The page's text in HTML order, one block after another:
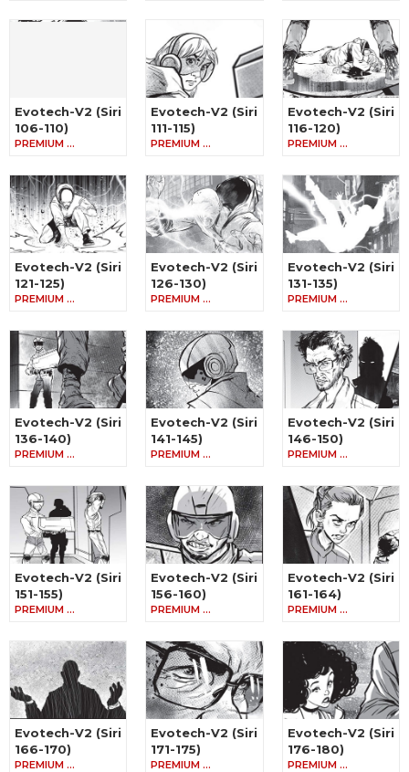
Evotech-V2 (Siri
106-110)
PREMIUM …
Evotech-V2 (Siri
111-115)
PREMIUM …
Evotech-V2 (Siri
116-120)
PREMIUM …
Evotech-V2 (Siri
121-125)
PREMIUM …
Evotech-V2 (Siri
126-130)
PREMIUM …
Evotech-V2 (Siri
131-135)
PREMIUM …
Evotech-V2 (Siri
136-140)
PREMIUM …
Evotech-V2 (Siri
141-145)
PREMIUM …
Evotech-V2 (Siri
146-150)
PREMIUM …
Evotech-V2 (Siri
151-155)
PREMIUM …
Evotech-V2 (Siri
156-160)
PREMIUM …
Evotech-V2 (Siri
161-164)
PREMIUM …
Evotech-V2 (Siri
166-170)
PREMIUM …
Evotech-V2 (Siri
171-175)
PREMIUM …
Evotech-V2 (Siri
176-180)
PREMIUM …